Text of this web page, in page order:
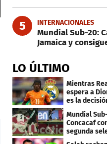
5 INTERNACIONALES
Mundial Sub-20:
Jamaica y
LO ÚLTIMO
Mientras
espera a
es la
el jugador
Mundial
Concacaf
segunda
Copa del